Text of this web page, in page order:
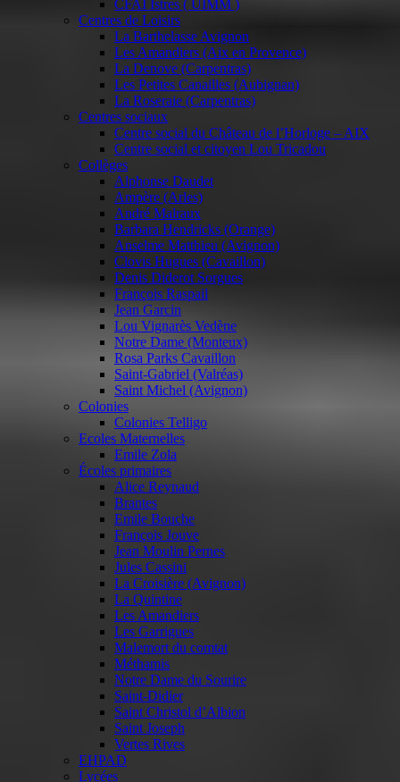
CFAI Istres ( UIMM )
Centres de Loisirs
La Barthelasse Avignon
Les Amandiers (Aix en Provence)
La Denove (Carpentras)
Les Petites Canailles (Aubignan)
La Roseraie (Carpentras)
Centres sociaux
Centre social du Château de l’Horloge – AIX
Centre social et citoyen Lou Tricadou
Collèges
Alphonse Daudet
Ampère (Arles)
André Malraux
Barbara Hendricks (Orange)
Anselme Matthieu (Avignon)
Clovis Hugues (Cavaillon)
Denis Diderot Sorgues
François Raspail
Jean Garcin
Lou Vignarès Vedène
Notre Dame (Monteux)
Rosa Parks Cavaillon
Saint-Gabriel (Valréas)
Saint Michel (Avignon)
Colonies
Colonies Telligo
Ecoles Maternelles
Emile Zola
Écoles primaires
Alice Reynaud
Brantes
Emile Bouche
François Jouve
Jean Moulin Pernes
Jules Cassini
La Croisière (Avignon)
La Quintine
Les Amandiers
Les Garrigues
Malemort du comtat
Méthamis
Notre Dame du Sourire
Saint-Didier
Saint Christol d’Albion
Saint Joseph
Vertes Rives
EHPAD
Lycées